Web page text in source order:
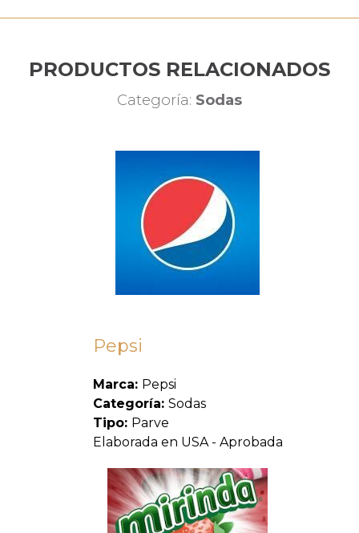
PRODUCTOS RELACIONADOS
Categoría: Sodas
Pepsi
Marca: Pepsi
Categoría: Sodas
Tipo: Parve
Elaborada en USA - Aprobada